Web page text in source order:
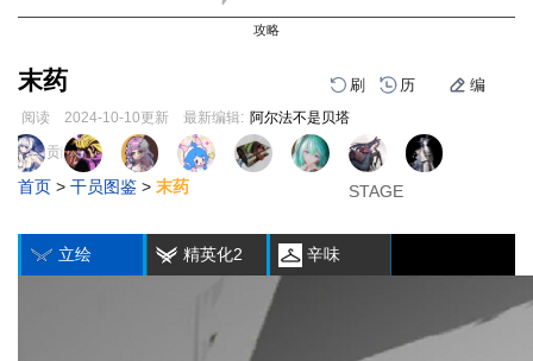
攻略
末药 刷 历 编
阅读 2024-10-10更新 最新编辑: 阿尔法不是贝塔
跳
到
导
跳
到
搜
页面贡献者 :
首页 > 干员图鉴 > 末药
立绘 精英化2 辛味
1
STAGE
2
STAGE
3
STAGE